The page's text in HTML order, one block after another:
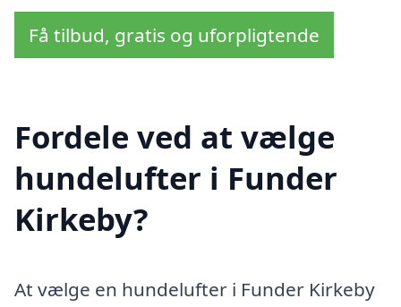
Få tilbud, gratis og uforpligtende
Fordele ved at vælge
hundelufter i Funder
Kirkeby?
At vælge en hundelufter i Funder Kirkeby